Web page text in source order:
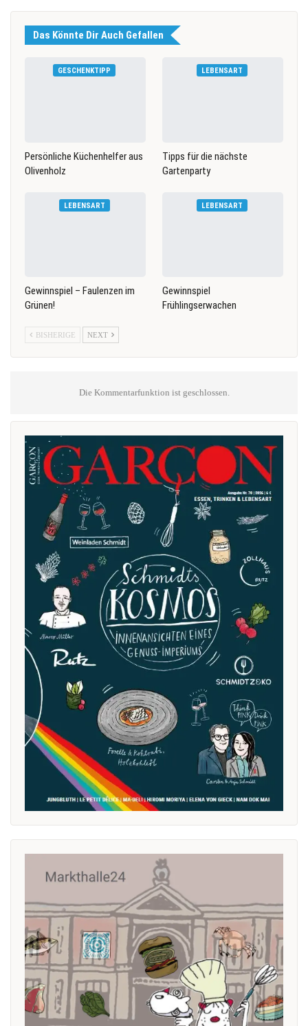
Das Könnte Dir Auch Gefallen
GESCHENKTIPP
Persönliche Küchenhelfer aus
Olivenholz
LEBENSART
Tipps für die nächste
Gartenparty
LEBENSART
Gewinnspiel – Faulenzen im
Grünen!
LEBENSART
Gewinnspiel
Frühlingserwachen
BISHERIGE NEXT
Die Kommentarfunktion ist geschlossen.